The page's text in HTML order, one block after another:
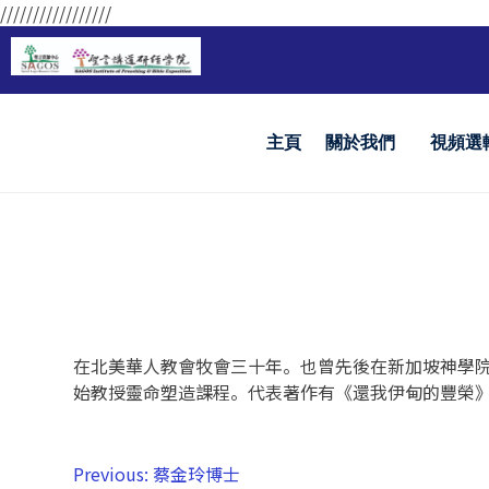
/////////////////
主頁 關於我們 視頻選
在北美華人教會牧會三十年。也曾先後在新加坡神學
始教授靈命塑造課程。代表著作有《還我伊甸的豐榮
Previous: 蔡金玲博士